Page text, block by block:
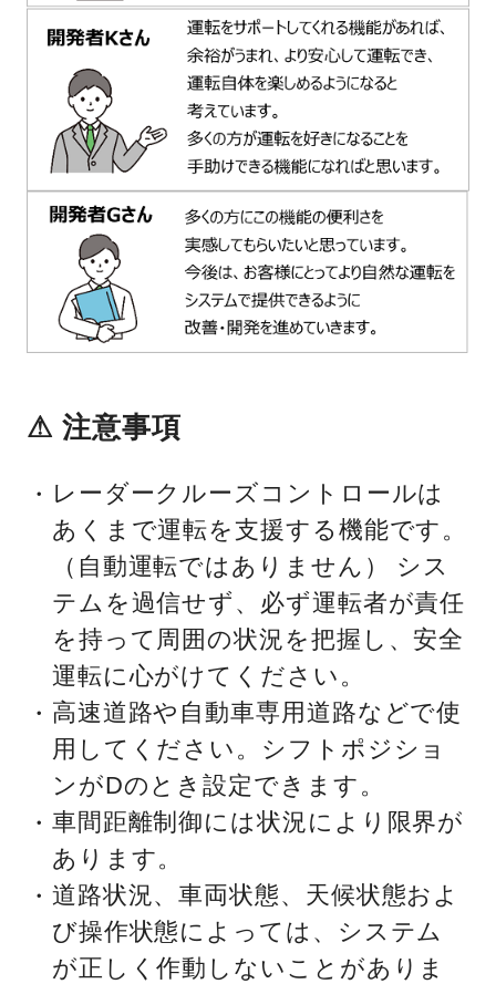
⚠ 注意事項
レーダークルーズコントロールは
あくまで運転を支援する機能です。
（自動運転ではありません） シス
テムを過信せず、必ず運転者が責任
を持って周囲の状況を把握し、安全
運転に心がけてください。
高速道路や自動車専用道路などで使
用してください。シフトポジショ
ンがDのとき設定できます。
車間距離制御には状況により限界が
あります。
道路状況、車両状態、天候状態およ
び操作状態によっては、システム
が正しく作動しないことがありま